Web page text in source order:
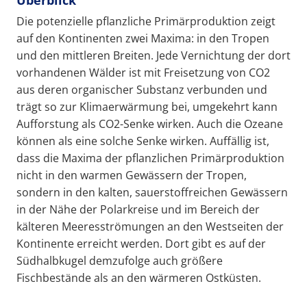
Die potenzielle pflanzliche Primärproduktion zeigt
auf den Kontinenten zwei Maxima: in den Tropen
und den mittleren Breiten. Jede Vernichtung der dort
vorhandenen Wälder ist mit Freisetzung von CO2
aus deren organischer Substanz verbunden und
trägt so zur Klimaerwärmung bei, umgekehrt kann
Aufforstung als CO2-Senke wirken. Auch die Ozeane
können als eine solche Senke wirken. Auffällig ist,
dass die Maxima der pflanzlichen Primärproduktion
nicht in den warmen Gewässern der Tropen,
sondern in den kalten, sauerstoffreichen Gewässern
in der Nähe der Polarkreise und im Bereich der
kälteren Meeresströmungen an den Westseiten der
Kontinente erreicht werden. Dort gibt es auf der
Südhalbkugel demzufolge auch größere
Fischbestände als an den wärmeren Ostküsten.